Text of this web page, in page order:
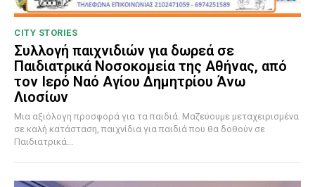
CITY STORIES
Συλλογή παιχνιδιών για δωρεά σε
Παιδιατρικά Νοσοκομεία της Αθήνας, από
τον Ιερό Ναό Αγίου Δημητρίου Άνω
Λιοσίων
Μια αξιόλογη προσφορά για τα παιδιά. Μαζεύουμε μεταχειρισμένα
σε καλή κατάσταση, παιχνίδια για παιδιά που θα δοθούν σε
Παιδιατρικά...